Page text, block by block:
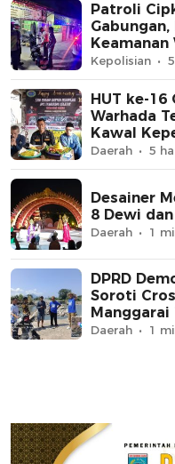
Patroli
Kepolisian
HUT ke-16
Warhada
Kawal
Daerah 5
Desainer
8 Dewi
Daerah 1
DPRD
Soroti
Daerah 1